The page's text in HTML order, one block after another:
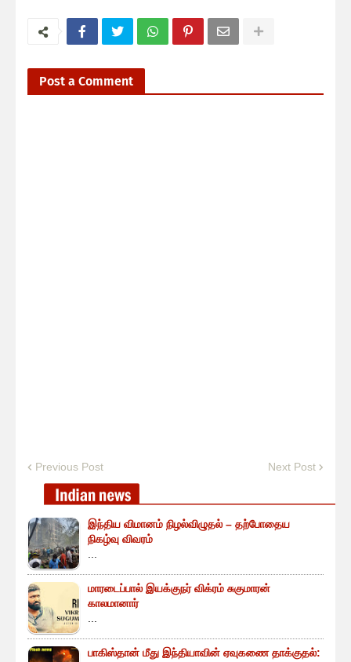
Post a Comment
Previous Post Next Post
இந்திய விமானம் நிழல்விழுதல் – தற்போதைய
நிகழ்வு விவரம்
...
மாரடைப்பால் இயக்குநர் விக்ரம் சுகுமாரன்
காலமானார்
...
பாகிஸ்தான் மீது இந்தியாவின் ஏவுகணை தாக்குதல்: